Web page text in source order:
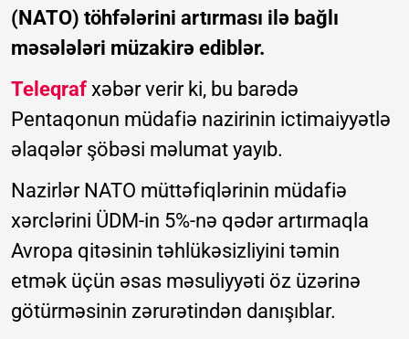
(NATO) töhfələrini artırması ilə bağlı
məsələləri müzakirə ediblər.
Teleqraf xəbər verir ki, bu barədə
Pentaqonun müdafiə nazirinin ictimaiyyətlə
əlaqələr şöbəsi məlumat yayıb.
Nazirlər NATO müttəfiqlərinin müdafiə
xərclərini ÜDM-in 5%-nə qədər artırmaqla
Avropa qitəsinin təhlükəsizliyini təmin
etmək üçün əsas məsuliyyəti öz üzərinə
götürməsinin zərurətindən danışıblar.